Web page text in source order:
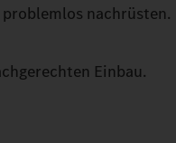
nachrüsten.
Einbau.